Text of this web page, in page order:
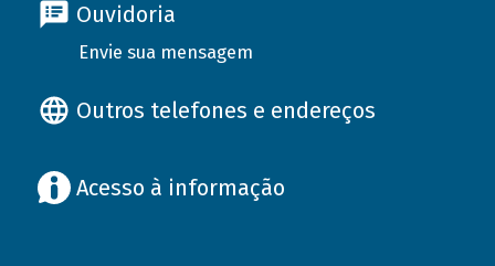
Ouvidoria
Envie sua mensagem
Outros telefones e endereços
Acesso à informação